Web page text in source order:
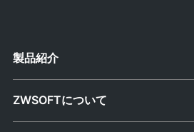
製品紹介
ZWSOFTについて